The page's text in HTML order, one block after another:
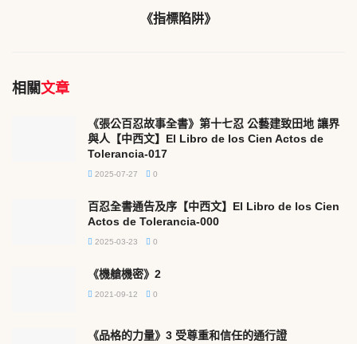
《指標陷阱》
相關文章
《張公百忍故事全書》第十七忍 公藝建致田地 讓界
與人【中西文】El Libro de los Cien Actos de
Tolerancia-017
2025-07-27 0
百忍全書通告及序【中西文】El Libro de los Cien
Actos de Tolerancia-000
2025-03-23 0
《機艙機密》2
2021-09-12 0
《品格的力量》3 受尊重和信任的通行證